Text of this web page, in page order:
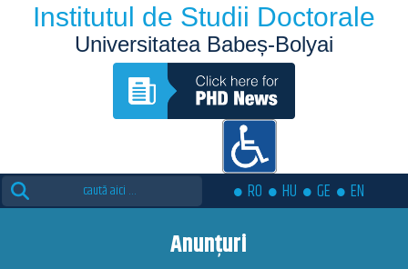
Institutul de Studii Doctorale
Universitatea Babeș-Bolyai
Search
for:
RO HU GE EN
Anunțuri